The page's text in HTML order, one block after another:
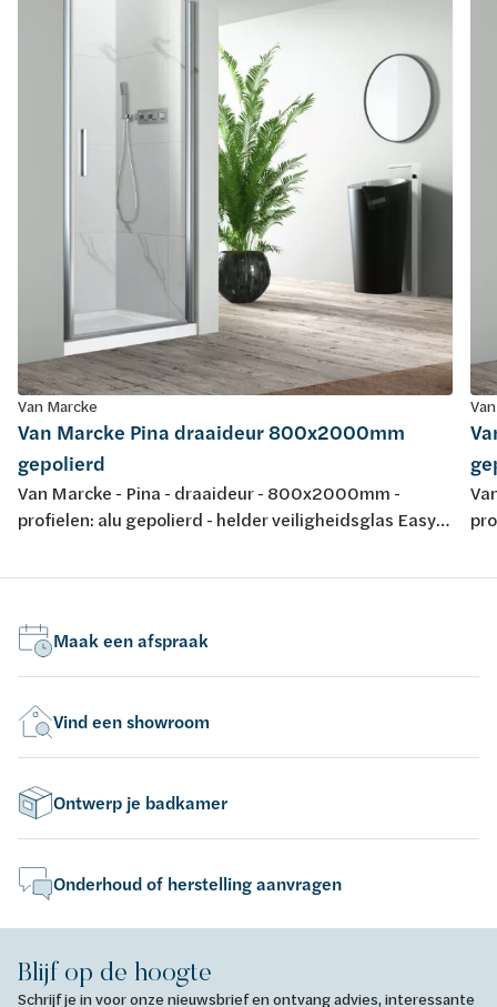
Van Marcke
Van Marcke Pina draaideur 800x2000mm
gepolierd
Van Marcke - Pina - draaideur - 800x2000mm -
profielen: alu gepolierd - helder veiligheidsglas Easy
instap: 582mm - liftscharnier 90° - magneetsluiting -
Maak een afspraak
Vind een showroom
Ontwerp je badkamer
Onderhoud of herstelling aanvragen
Blijf op de hoogte
Schrijf je in voor onze nieuwsbrief en ontvang advies, interessante